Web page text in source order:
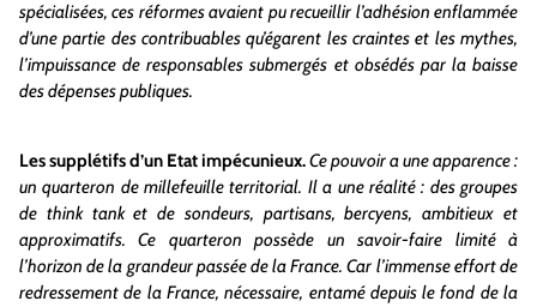
spécialisées, ces réformes avaient pu recueillir l’adhésion enflammée
d’une partie des contribuables qu’égarent les craintes et les mythes,
l’impuissance de responsables submergés et obsédés par la baisse
des dépenses publiques.
Les supplétifs d’un Etat impécunieux.Ce pouvoir a une apparence :
un quarteron de millefeuille territorial. Il a une réalité : des groupes
de think tank et de sondeurs, partisans, bercyens, ambitieux et
approximatifs. Ce quarteron possède un savoir-faire limité à
l’horizon de la grandeur passée de la France. Car l’immense effort de
redressement de la France, nécessaire, entamé depuis le fond de la